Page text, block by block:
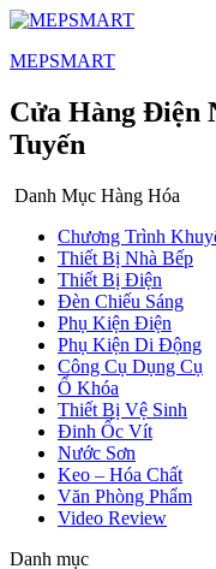
MEPSMART
Cửa Hàng Điện
Tuyến
Danh Mục Hàng Hóa
Chương Trình
Thiết Bị Nhà Bếp
Thiết Bị Điện
Đèn Chiếu Sáng
Phụ Kiện Điện
Phụ Kiện Di Động
Công Cụ Dụng Cụ
Ổ Khóa
Thiết Bị Vệ Sinh
Đinh Ốc Vít
Nước Sơn
Keo – Hóa Chất
Văn Phòng Phẩm
Video Review
Danh mục